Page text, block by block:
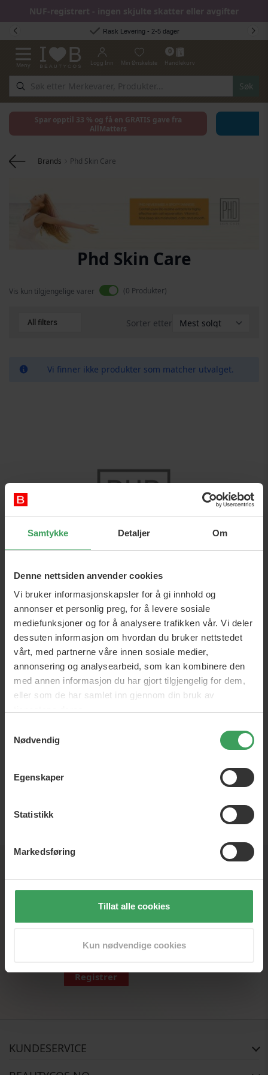
Samtykke Detaljer Om
Denne nettsiden anvender cookies
Vi bruker informasjonskapsler for å gi innhold og
annonser et personlig preg, for å levere sosiale
mediefunksjoner og for å analysere trafikken vår. Vi deler
dessuten informasjon om hvordan du bruker nettstedet
vårt, med partnerne våre innen sosiale medier,
annonsering og analysearbeid, som kan kombinere den
med annen informasjon du har gjort tilgjengelig for dem,
eller som de har samlet inn gjennom din bruk av
Nødvendig
Egenskaper
Statistikk
Markedsføring
Tillat alle cookies
Kun nødvendige cookies
NUF-registrert - ingen skjulte skatter eller avgifter
Hopp til innhold
Rask Levering - 2-5 dager
Toggle Nav
Meny
Søk
Logg Inn Min Ønskeliste
0
Handlekurv
Spar opptil 33 % og få en GRATIS gave fra
AllMatters
Brands Phd Skin Care
Phd Skin Care
Vis kun tilgjengelige varer 0 Produkter
All filters Sorter etter
Vi finner ikke produkter som matcher utvalget.
PHD Skin Care
...har utviklet et innovativt og unikt design for sine produkter.
Never Miss A Spot-produktene kommer med en "stav" eller
"applikasjonsarm" som lar deg enkelt nå alt på kroppen.
Produktene kan brukes av alle og lages som både
selvbrunings- og SPF-produkter.PHD Hudpleieprodukterer
nøye behandlet og inneholder ikke parabener.
Nyhedsbrev
Registrer deg for vårt nyhetsbrev, og vær den første til å
Registrer
KUNDESERVICE